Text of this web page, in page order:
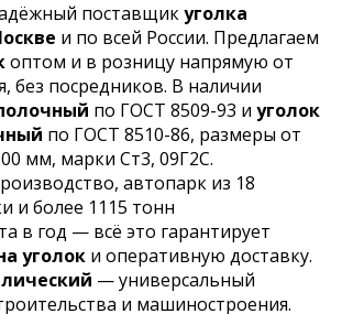
поставщикуголка
и по всей России. Предлагаем
оптом и в розницу напрямую от
без посредников. В наличии
по ГОСТ 8509-93 и уголок
по ГОСТ 8510-86, размеры от
мм, марки Ст3, 09Г2С.
автопарк из 18
и более 1115 тонн
в год — всё это гарантирует
уголок и оперативную доставку.
— универсальный
и машиностроения.